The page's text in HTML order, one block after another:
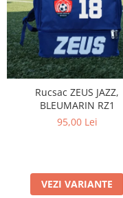
Rucsac ZEUS JAZZ,
BLEUMARIN RZ1
95,00 Lei
VEZI VARIANTE